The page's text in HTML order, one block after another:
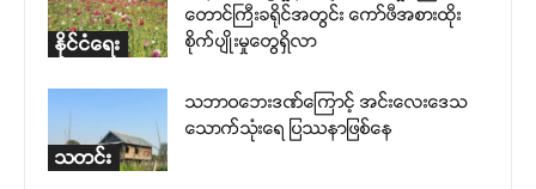
နိုင်ငံရေး
တောင်ကြီးခရိုင်အတွင်း ကော်ဖီအစားထိုး
စိုက်ပျိုးမှုတွေရှိလာ
သတင်း
သဘာဝဘေးဒဏ်ကြောင့် အင်းလေးဒေသ
သောက်သုံးရေ ပြဿနာဖြစ်နေ